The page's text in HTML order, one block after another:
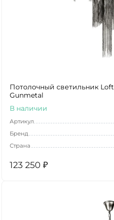
Потолочный светильник
Gunmetal
В наличии
Артикул
Бренд
Страна
123 250 ₽